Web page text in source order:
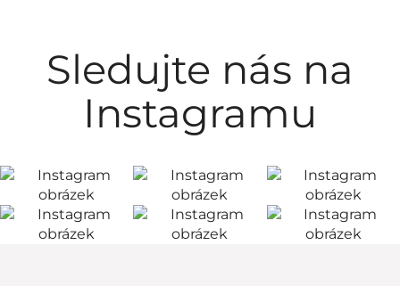
Sledujte nás na
Instagramu